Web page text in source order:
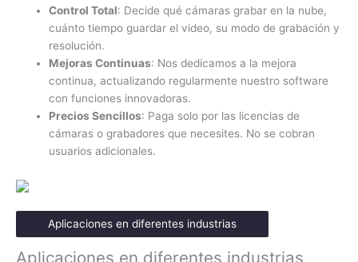
Control Total: Decide qué cámaras grabar en la nube,
cuánto tiempo guardar el video, su modo de grabación y
resolución.
Mejoras Continuas: Nos dedicamos a la mejora
continua, actualizando regularmente nuestro software
con funciones innovadoras.
Precios Sencillos: Paga solo por las licencias de
cámaras o grabadores que necesites. No se cobran
usuarios adicionales.
Aplicaciones en diferentes industrias
Aplicaciones en diferentes industrias